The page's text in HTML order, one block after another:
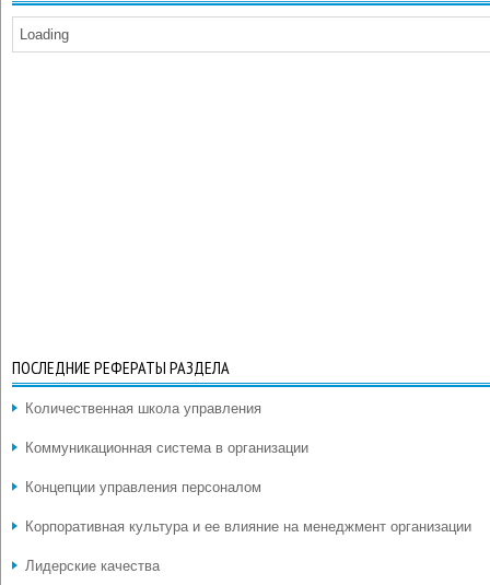
Loading
ПОСЛЕДНИЕ РЕФЕРАТЫ РАЗДЕЛА
Количественная школа управления
Коммуникационная система в организации
Концепции управления персоналом
Корпоративная культура и ее влияние на менеджмент организации
Лидерские качества